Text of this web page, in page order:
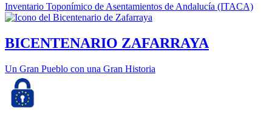
Inventario Toponímico de Asentamientos de Andalucía (ITACA)
BICENTENARIO ZAFARRAYA
Un Gran Pueblo con una Gran Historia